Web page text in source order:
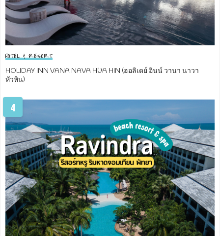
HOTEL & RESORT
HOLIDAY INN VANA NAVA HUA HIN (ฮอลิเดย์ อินน์ วานา นาวา
หัวหิน)
4